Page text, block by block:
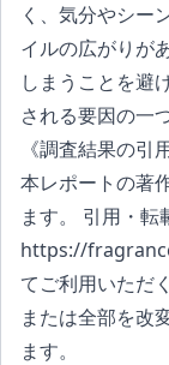
く、気分やシー
イルの広がりが
しまうことを避
される要因の一
《調査結果の引
本レポートの著
ます。 引用・
https://
てご利用いただ
または全部を改
ます。